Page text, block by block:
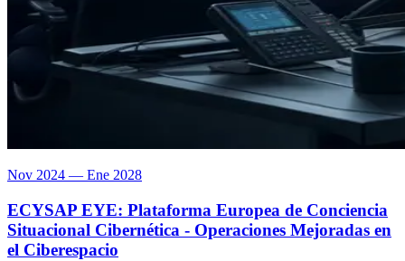
Nov 2024 — Ene 2028
ECYSAP EYE: Plataforma Europea de Conciencia
Situacional Cibernética - Operaciones Mejoradas en
el Ciberespacio